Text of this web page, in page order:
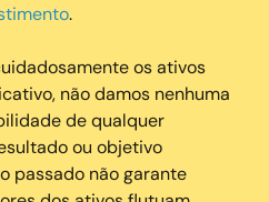
.
os ativos
não damos nenhuma
de qualquer
ou objetivo
passado não garante